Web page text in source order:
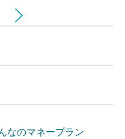
なのマネープラン